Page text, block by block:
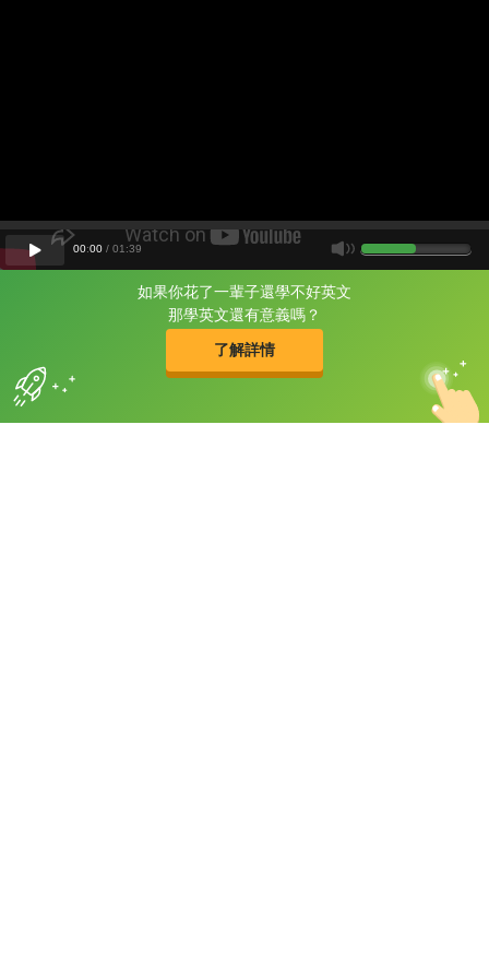
如果你花了一輩子還學不好英文
那學英文還有意義嗎？
了解詳情
片尾有
攻其不背
的品牌故事
00:00 / 01 :39